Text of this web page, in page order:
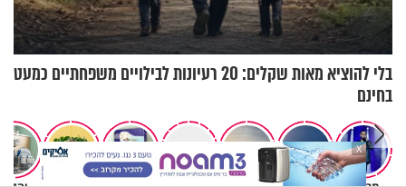
בלי להוציא מאות שקלים: 20 רעיונות לבילויים משפחתיים כמעט
בחינם
X